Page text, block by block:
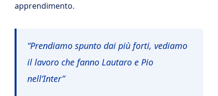
apprendimento.
“Prendiamo spunto dai più forti, vediamo
il lavoro che fanno Lautaro e Pio
nell’Inter”